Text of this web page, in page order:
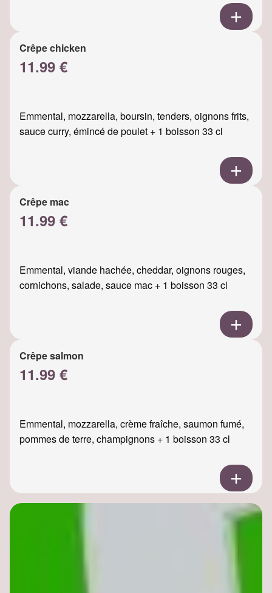
Crêpe chicken
11.99 €
Emmental, mozzarella, boursin, tenders, oignons frits,
sauce curry, émincé de poulet + 1 boisson 33 cl
Crêpe mac
11.99 €
Emmental, viande hachée, cheddar, oignons rouges,
cornichons, salade, sauce mac + 1 boisson 33 cl
Crêpe salmon
11.99 €
Emmental, mozzarella, crème fraîche, saumon fumé,
pommes de terre, champignons + 1 boisson 33 cl